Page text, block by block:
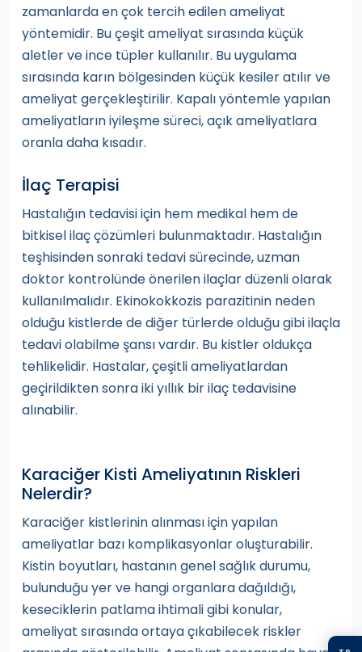
zamanlarda en çok tercih edilen ameliyat
yöntemidir. Bu çeşit ameliyat sırasında küçük
aletler ve ince tüpler kullanılır. Bu uygulama
sırasında karın bölgesinden küçük kesiler atılır ve
ameliyat gerçekleştirilir. Kapalı yöntemle yapılan
ameliyatların iyileşme süreci, açık ameliyatlara
oranla daha kısadır.
İlaç Terapisi
Hastalığın tedavisi için hem medikal hem de
bitkisel ilaç çözümleri bulunmaktadır. Hastalığın
teşhisinden sonraki tedavi sürecinde, uzman
doktor kontrolünde önerilen ilaçlar düzenli olarak
kullanılmalıdır. Ekinokokkozis parazitinin neden
olduğu kistlerde de diğer türlerde olduğu gibi ilaçla
tedavi olabilme şansı vardır. Bu kistler oldukça
tehlikelidir. Hastalar, çeşitli ameliyatlardan
geçirildikten sonra iki yıllık bir ilaç tedavisine
alınabilir.
Karaciğer Kisti Ameliyatının Riskleri
Nelerdir?
Karaciğer kistlerinin alınması için yapılan
ameliyatlar bazı komplikasyonlar oluşturabilir.
Kistin boyutları, hastanın genel sağlık durumu,
bulunduğu yer ve hangi organlara dağıldığı,
keseciklerin patlama ihtimali gibi konular,
ameliyat sırasında ortaya çıkabilecek riskler